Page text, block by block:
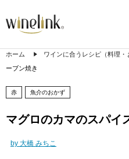
ホーム ワインに合うレシピ（料理・
ーブン焼き
赤 魚介のおかず
マグロのカマのスパイ
by 大橋 みちこ